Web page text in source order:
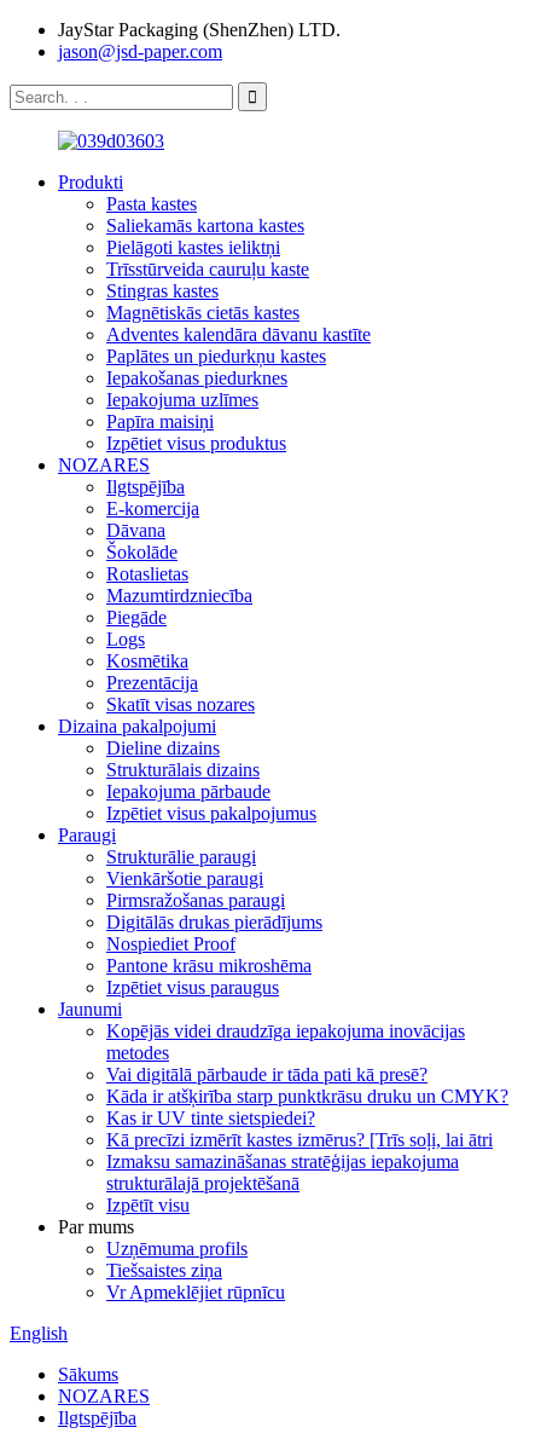
JayStar Packaging (ShenZhen) LTD.
jason@jsd-paper.com
Produkti
Pasta kastes
Saliekamās kartona kastes
Pielāgoti kastes ieliktņi
Trīsstūrveida cauruļu kaste
Stingras kastes
Magnētiskās cietās kastes
Adventes kalendāra dāvanu kastīte
Paplātes un piedurkņu kastes
Iepakošanas piedurknes
Iepakojuma uzlīmes
Papīra maisiņi
Izpētiet visus produktus
NOZARES
Ilgtspējība
E-komercija
Dāvana
Šokolāde
Rotaslietas
Mazumtirdzniecība
Piegāde
Logs
Kosmētika
Prezentācija
Skatīt visas nozares
Dizaina pakalpojumi
Dieline dizains
Strukturālais dizains
Iepakojuma pārbaude
Izpētiet visus pakalpojumus
Paraugi
Strukturālie paraugi
Vienkāršotie paraugi
Pirmsražošanas paraugi
Digitālās drukas pierādījums
Nospiediet Proof
Pantone krāsu mikroshēma
Izpētiet visus paraugus
Jaunumi
Kopējās videi draudzīga iepakojuma inovācijas
metodes
Vai digitālā pārbaude ir tāda pati kā presē?
Kāda ir atšķirība starp punktkrāsu druku un CMYK?
Kas ir UV tinte sietspiedei?
Kā precīzi izmērīt kastes izmērus? [Trīs soļi, lai ātri
Izmaksu samazināšanas stratēģijas iepakojuma
strukturālajā projektēšanā
Izpētīt visu
Par mums
Uzņēmuma profils
Tiešsaistes ziņa
Vr Apmeklējiet rūpnīcu
English
Sākums
NOZARES
Ilgtspējība